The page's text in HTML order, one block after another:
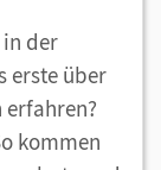
in der
erste über
kommen